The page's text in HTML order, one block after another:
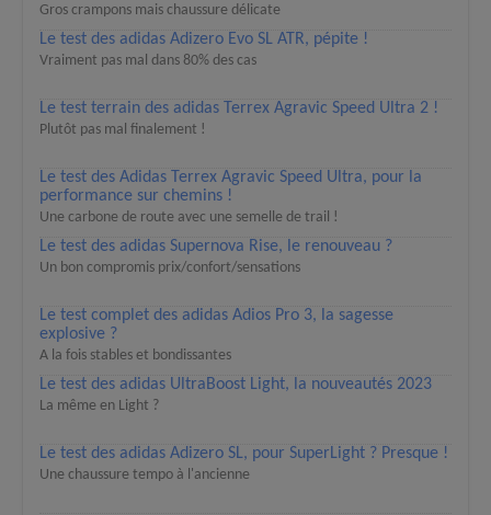
Gros crampons mais chaussure délicate
Le test des adidas Adizero Evo SL ATR, pépite !
Vraiment pas mal dans 80% des cas
Le test terrain des adidas Terrex Agravic Speed Ultra 2 !
Plutôt pas mal finalement !
Le test des Adidas Terrex Agravic Speed Ultra, pour la
performance sur chemins !
Une carbone de route avec une semelle de trail !
Le test des adidas Supernova Rise, le renouveau ?
Un bon compromis prix/confort/sensations
Le test complet des adidas Adios Pro 3, la sagesse
explosive ?
A la fois stables et bondissantes
Le test des adidas UltraBoost Light, la nouveautés 2023
La même en Light ?
Le test des adidas Adizero SL, pour SuperLight ? Presque !
Une chaussure tempo à l'ancienne